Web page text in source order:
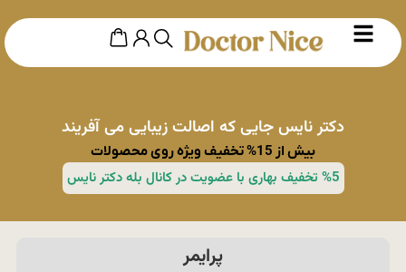
دکتر نایس جایی که اصالت زیبایی می آفریند
بیش از 15% تخفیف ویژه روی محصولات
%5 تخفیف بهاری با عضویت در کانال بله دکتر نایس
پرایمر